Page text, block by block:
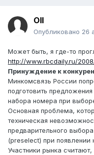
Oll
Опубликовано 26
Может быть, я где-то
http://www.rbcdaily.ru/
Принуждение к
Минкомсвязь России
подготовить
набора номера при
Основная проблема,
техническая
предварительного
(preselect) при появлении
Участники рынка